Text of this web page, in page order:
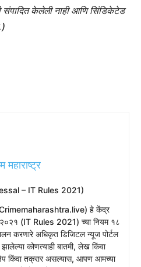
संपादित केलेली नाही आणि सिंडिकेटेड
महाराष्ट्र
– IT Rules 2021)
(Crimemaharashtra.live) हे केंद्र
२०२१ (IT Rules 2021) च्या नियम १८
करणारे अधिकृत डिजिटल न्यूज पोर्टल
कोणत्याही बातमी, लेख किंवा
किंवा तक्रार असल्यास, आपण आमच्या